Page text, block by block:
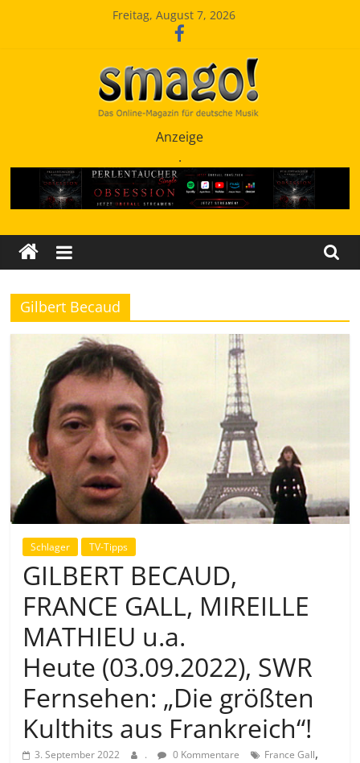
Freitag, August 7, 2026
SchlagerMAGazinOnline
Anzeige
.
Gilbert Becaud
Schlager TV-Tipps
GILBERT BECAUD,
FRANCE GALL, MIREILLE
MATHIEU u.a.
Heute (03.09.2022), SWR
Fernsehen: „Die größten
Kulthits aus Frankreich“!
3. September 2022 . 0 Kommentare France Gall,